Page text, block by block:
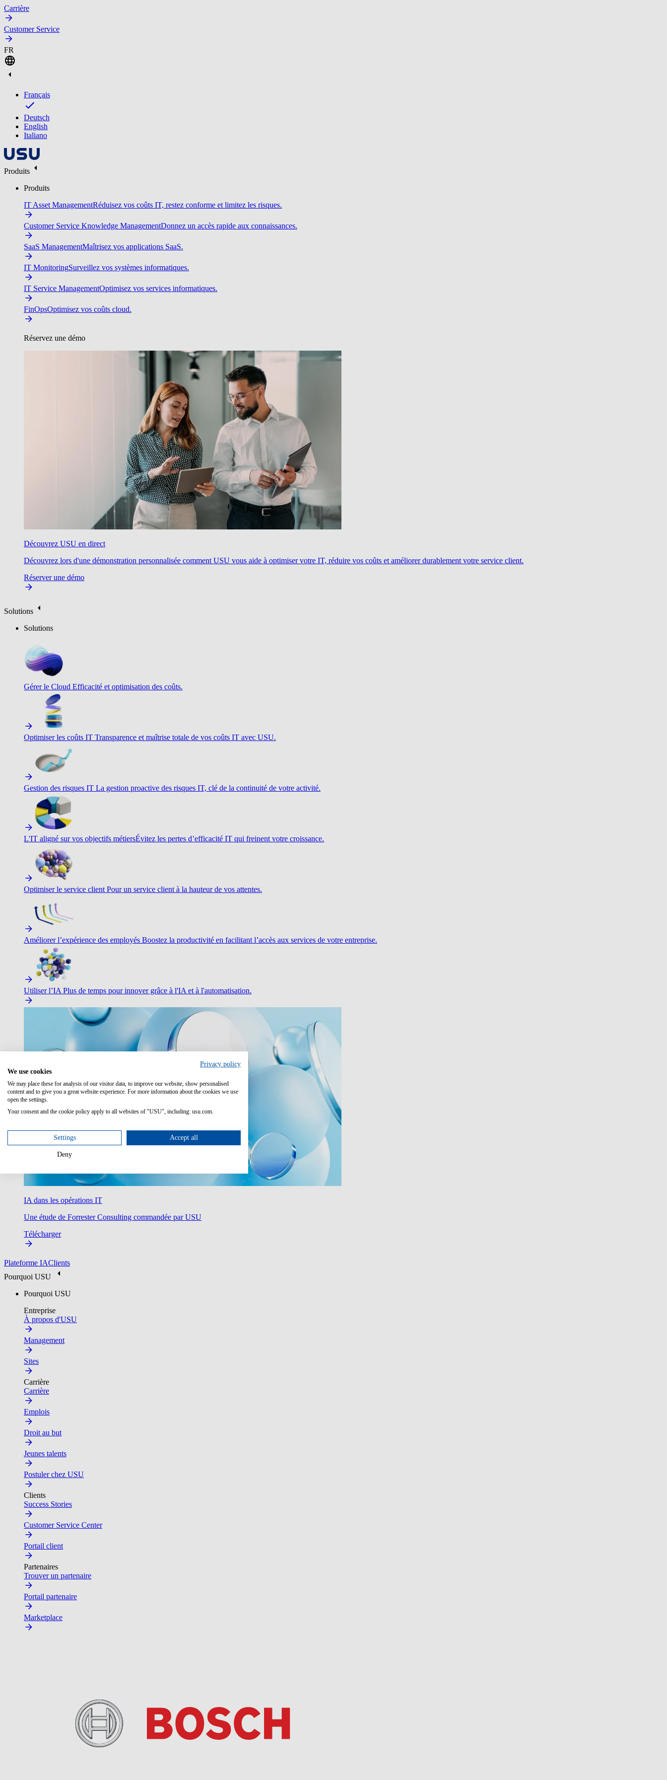
Carrière
Customer Service
FR
Français
Deutsch
English
Italiano
Produits
Produits
IT Asset ManagementRéduisez vos coûts IT, restez conforme et limitez les risques.
Customer Service Knowledge ManagementDonnez un accès rapide aux connaissances.
SaaS ManagementMaîtrisez vos applications SaaS.
IT MonitoringSurveillez vos systèmes informatiques.
IT Service ManagementOptimisez vos services informatiques.
FinOpsOptimisez vos coûts cloud.
Réservez une démo
Découvrez USU en direct
Découvrez lors d'une démonstration personnalisée comment USU vous aide à optimiser votre IT, réduire vos coûts et améliorer durablement votre service client.
Réserver une démo
Solutions
Solutions
Gérer le Cloud Efficacité et optimisation des coûts.
Optimiser les coûts IT Transparence et maîtrise totale de vos coûts IT avec USU.
Gestion des risques IT La gestion proactive des risques IT, clé de la continuité de votre activité.
L'IT aligné sur vos objectifs métiersÉvitez les pertes d’efficacité IT qui freinent votre croissance.
Optimiser le service client Pour un service client à la hauteur de vos attentes.
Améliorer l’expérience des employés Boostez la productivité en facilitant l’accès aux services de votre entreprise.
Utiliser l’IA Plus de temps pour innover grâce à l'IA et à l'automatisation.
IA dans les opérations IT
Une étude de Forrester Consulting commandée par USU
Télécharger
Plateforme IAClients
Pourquoi USU
Pourquoi USU
Entreprise
À propos d'USU
Management
Sites
Carrière
Carrière
Emplois
Droit au but
Jeunes talents
Postuler chez USU
Clients
Success Stories
Customer Service Center
Portail client
Partenaires
Trouver un partenaire
Portail partenaire
Marketplace
Privacy policy
We use cookies
We may place these for analysis of our visitor data, to improve our website, show personalised
content and to give you a great website experience. For more information about the cookies we use
open the settings.
Your consent and the cookie policy apply to all websites of "USU", including: usu.com.
Settings Accept all
Deny